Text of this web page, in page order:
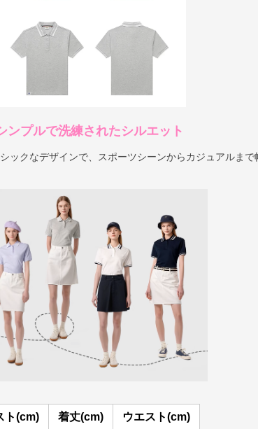
ンプルで洗練されたシルエット
ックなデザインで、スポーツシーンからカジュアルまで
ト(cm) 着丈(cm) ウエスト(cm)